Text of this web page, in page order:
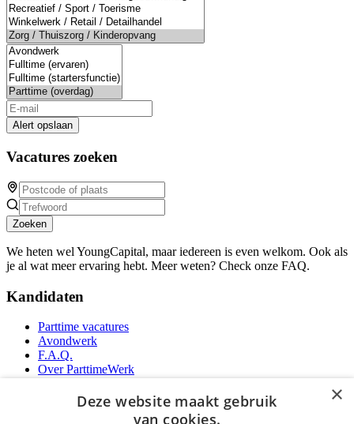
Alert opslaan
Vacatures zoeken
Zoeken
We heten wel YoungCapital, maar iedereen is even welkom. Ook als
je al wat meer ervaring hebt. Meer weten? Check onze FAQ.
Kandidaten
Parttime vacatures
Avondwerk
F.A.Q.
Over ParttimeWerk
YoungCapital Android App
×
Deze website maakt gebruik
van cookies.